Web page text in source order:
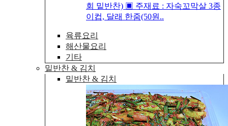
회 밑반찬) ▣ 주재료 : 자숙꼬막살 3종
이컵, 달래 한줌(50원..
육류요리
해산물요리
기타
밑반찬 & 김치
밑반찬 & 김치